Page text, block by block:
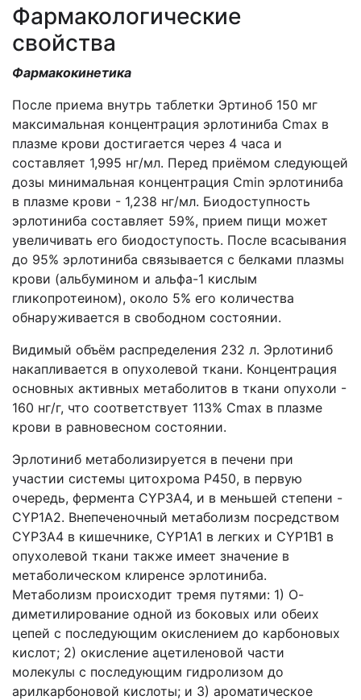
Фармакологические
свойства
Фармакокинетика
После приема внутрь таблетки Эртиноб 150 мг
максимальная концентрация эрлотиниба Сmax в
плазме крови достигается через 4 часа и
составляет 1,995 нг/мл. Перед приёмом следующей
дозы минимальная концентрация Cmin эрлотиниба
в плазме крови - 1,238 нг/мл. Биодоступность
эрлотиниба составляет 59%, прием пищи может
увеличивать его биодоступость. После всасывания
до 95% эрлотиниба связывается с белками плазмы
крови (альбумином и альфа-1 кислым
гликопротеином), около 5% его количества
обнаруживается в свободном состоянии.
Видимый объём распределения 232 л. Эрлотиниб
накапливается в опухолевой ткани. Концентрация
основных активных метаболитов в ткани опухоли -
160 нг/г, что соответствует 113% Cmax в плазме
крови в равновесном состоянии.
Эрлотиниб метаболизируется в печени при
участии системы цитохрома Р450, в первую
очередь, фермента CYP3А4, и в меньшей степени -
CYP1А2. Внепеченочный метаболизм посредством
CYP3А4 в кишечнике, CYP1А1 в легких и CYP1В1 в
опухолевой ткани также имеет значение в
метаболическом клиренсе эрлотиниба.
Метаболизм происходит тремя путями: 1) О-
диметилирование одной из боковых или обеих
цепей с последующим окислением до карбоновых
кислот; 2) окисление ацетиленовой части
молекулы с последующим гидролизом до
арилкарбоновой кислоты; и 3) ароматическое